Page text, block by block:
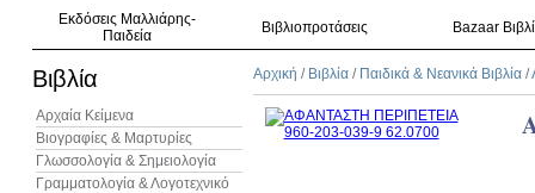
Εκδόσεις Μαλλιάρης-
Παιδεία
Βιβλιοπροτάσεις Bazaar
Βιβλία
Αρχαία Κείμενα
Βιογραφίες & Μαρτυρίες
Γλωσσολογία & Σημειολογία
Γραμματολογία & Λογοτεχνικό
Αρχική / Βιβλία / Παιδικά & Νεανικά Βιβλία /